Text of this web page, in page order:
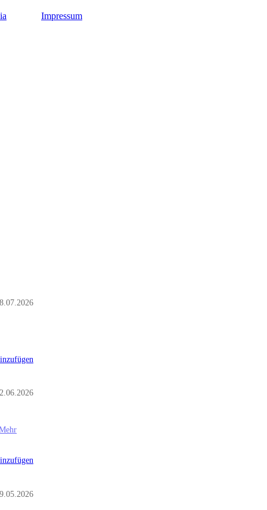
Impressum